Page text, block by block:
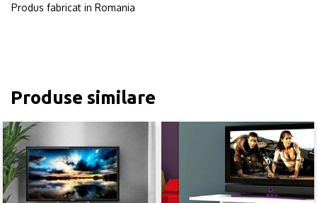
Produs fabricat in Romania
Produse similare